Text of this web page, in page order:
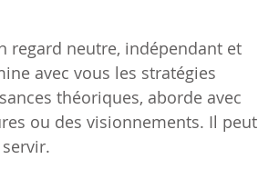
regard neutre, indépendant et
avec vous les stratégies
théoriques, aborde avec
ou des visionnements. Il peut